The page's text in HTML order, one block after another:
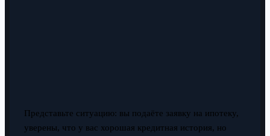
Представьте ситуацию: вы подаёте заявку на ипотеку,
уверены, что у вас хорошая кредитная история, но